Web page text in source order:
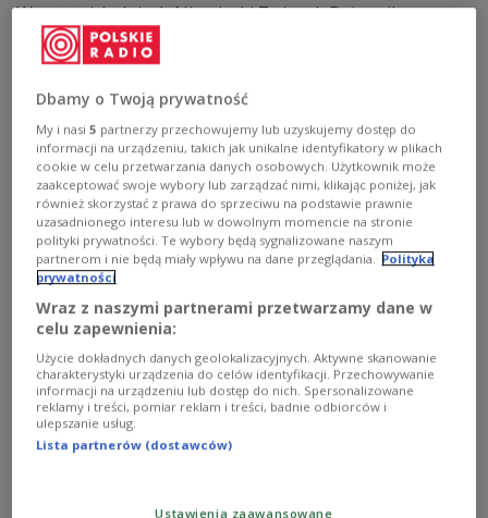
W ostatnich dniach Niemiecki Związek Dziennikarzy
(DJV) ogłosił swoją rezolucję na temat sytuacji mediów w
Polsce. Ich opinia jest krytyczna i sugeruje, że wolność
ograniczana. Uchwałę DJV skrytykowało Stowarzyszenie
Dziennikarzy Polskich, nazywając je przekłamywaniem
faktycznej sytuacji.
Zobacz więcej na temat:Trójka społeczeństwo media
dziennikarze Wojciech Reszczyński
Piotr Legutko
Jolanta Hajdasz Krzysztof Skowroński
Martina Schulza
Dbamy o Twoją prywatność
My i nasi5 partnerzy przechowujemy lub uzyskujemy dostęp do
informacji na urządzeniu, takich jak unikalne identyfikatory w plikach
cookie w celu przetwarzania danych osobowych. Użytkownik może
zaakceptować swoje wybory lub zarządzać nimi, klikając poniżej, jak
również skorzystać z prawa do sprzeciwu na podstawie prawnie
uzasadnionego interesu lub w dowolnym momencie na stronie
polityki prywatności. Te wybory będą sygnalizowane naszym
partnerom i nie będą miały wpływu na dane przeglądania.
Polityka
prywatności
Wraz z naszymi partnerami przetwarzamy dane w
celu zapewnienia:
Użycie dokładnych danych geolokalizacyjnych. Aktywne skanowanie
charakterystyki urządzenia do celów identyfikacji. Przechowywanie
informacji na urządzeniu lub dostęp do nich. Spersonalizowane
reklamy i treści, pomiar reklam i treści, badnie odbiorców i
ulepszanie usług.
Lista partnerów (dostawców)
Ustawienia zaawansowane